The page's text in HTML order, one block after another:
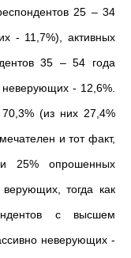
25 – 34
- 11,7%), активных
35 – 54 года
- 12,6%.
(из них 27,4%
и тот факт,
25% опрошенных
тогда как
с высшем
неверующих -